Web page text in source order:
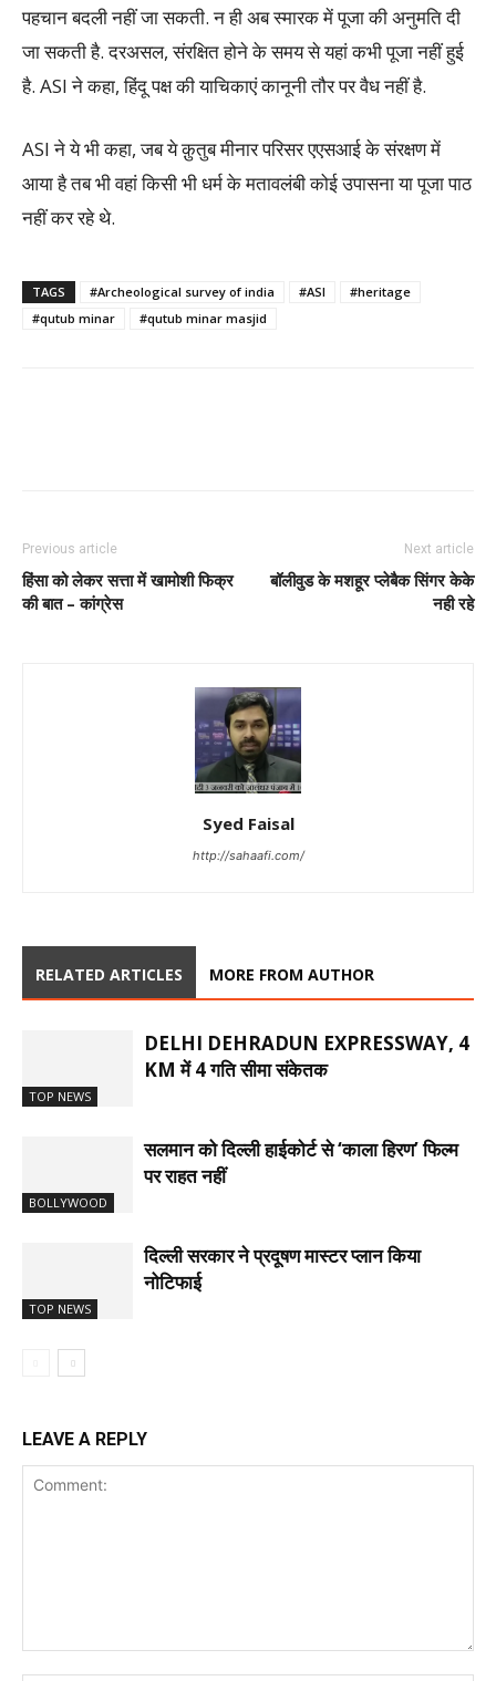
पहचान बदली नहीं जा सकती. न ही अब स्मारक में पूजा की अनुमति दी
जा सकती है. दरअसल, संरक्षित होने के समय से यहां कभी पूजा नहीं हुई
है. ASI ने कहा, हिंदू पक्ष की याचिकाएं कानूनी तौर पर वैध नहीं है.
ASI ने ये भी कहा, जब ये क़ुतुब मीनार परिसर एएसआई के संरक्षण में
आया है तब भी वहां किसी भी धर्म के मतावलंबी कोई उपासना या पूजा पाठ
नहीं कर रहे थे.
TAGS #Archeological survey of india #ASI
#heritage
#qutub minar
#qutub minar masjid
Previous article
हिंसा को लेकर सत्ता में खामोशी फिक्र
की बात – कांग्रेस
Next article
बॉलीवुड के मशहूर प्लेबैक सिंगर केके
नही रहे
Syed Faisal
http://sahaafi.com/
RELATED ARTICLES MORE FROM AUTHOR
TOP NEWS
DELHI DEHRADUN EXPRESSWAY, 4
KM में 4 गति सीमा संकेतक
BOLLYWOOD
सलमान को दिल्ली हाईकोर्ट से ‘काला हिरण’ फिल्म
पर राहत नहीं
TOP NEWS
दिल्ली सरकार ने प्रदूषण मास्टर प्लान किया
नोटिफाई
LEAVE A REPLY